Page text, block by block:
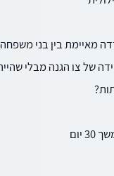
מאיימת בין בני
של צו הגנה מבלי